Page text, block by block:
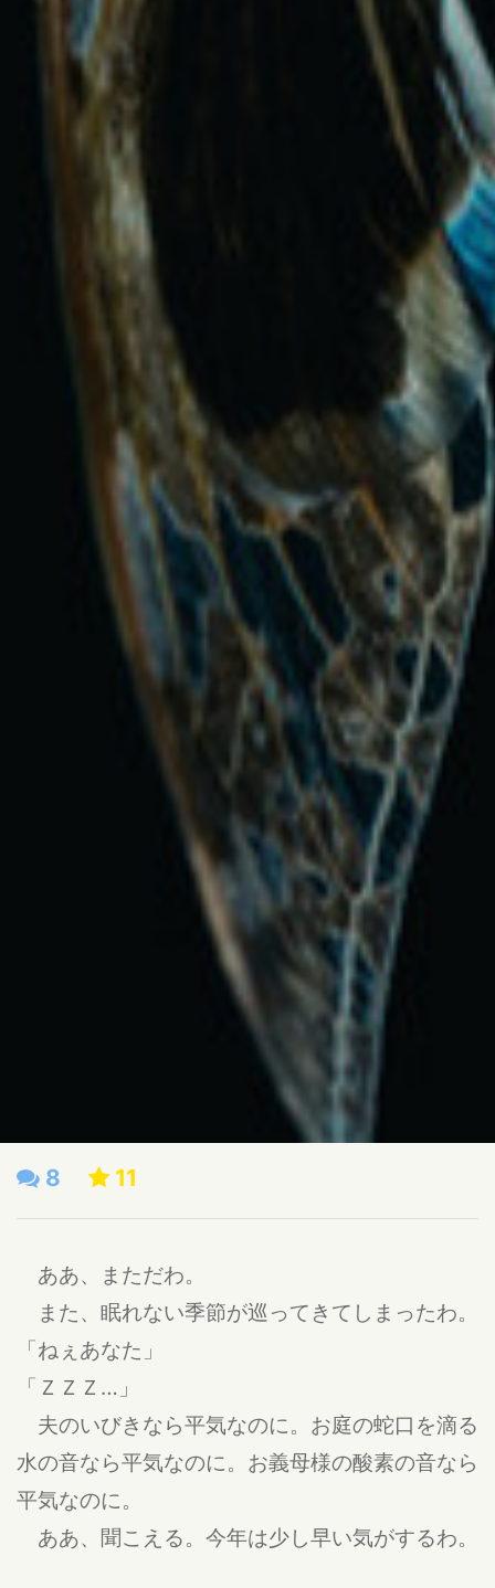
8 11
ああ、まただわ。
また、眠れない季節が巡ってきてしまったわ。
「ねぇあなた」
「ＺＺＺ…」
夫のいびきなら平気なのに。お庭の蛇口を滴る
水の音なら平気なのに。お義母様の酸素の音なら
平気なのに。
ああ、聞こえる。今年は少し早い気がするわ。